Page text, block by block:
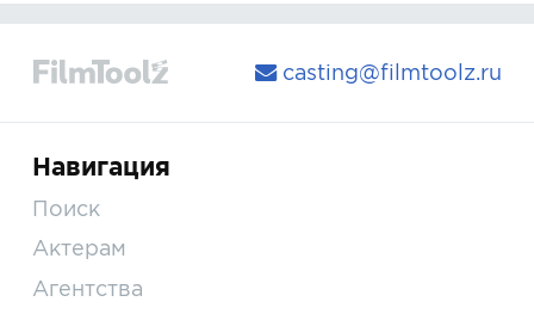
casting@filmtoolz.ru
Навигация
Поиск
Актерам
Агентства